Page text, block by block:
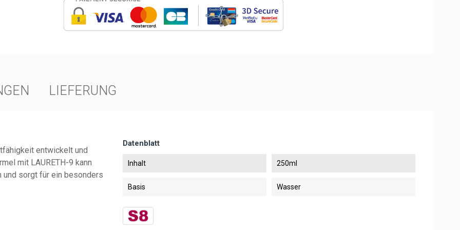
LIEFERUNG
entwickelt und
mit LAURETH-9 kann
sorgt für ein besonders
Datenblatt
Inhalt 250ml
Basis Wasser